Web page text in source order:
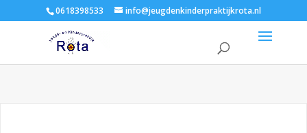
0618398533 info@jeugdenkinderpraktijkrota.nl